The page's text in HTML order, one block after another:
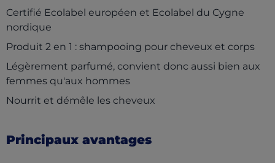
Certifié Ecolabel européen et Ecolabel du Cygne
nordique
Produit 2 en 1 : shampooing pour cheveux et corps
Légèrement parfumé, convient donc aussi bien aux
femmes qu'aux hommes
Nourrit et démêle les cheveux
Principaux avantages